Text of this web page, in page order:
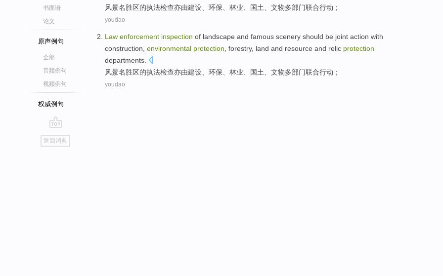
书面语
论文
原声例句
全部
音频例句
视频例句
权威例句
go
top
返回词典
风景名胜区的执法检查亦由建设 环保 林业 国土 文物多部门联合行动 ；
youdao
Law enforcement inspection of landscape and famous scenery should be joint action with
construction environmental protection forestry, land and resource and relic protection
departments
风景名胜区的执法检查亦由建设 环保 林业 国土 文物多部门联合行动 ；
youdao